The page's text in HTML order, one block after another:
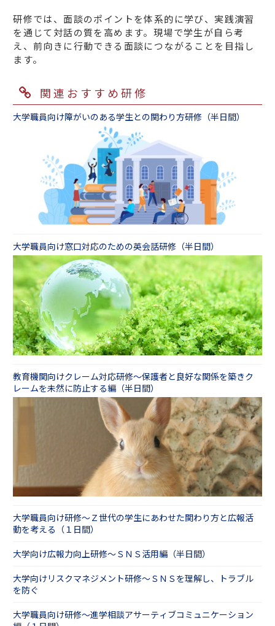
研修では、面談のポイントを体系的に学び、実践演習
を通じて対話の質を高めます。現場で学生が自ら考
え、前向きに行動できる面談につながることを目指し
ます。
関連おすすめ研修
大学職員向け障がいのある学生との関わり方研修（半日間）
大学職員向け窓口対応のための英会話研修（半日間）
教育機関向けクレーム対応研修～保護者と良好な関係を築きク
レームを未然に防止する編（半日間）
大学職員向け研修～Ｚ世代の学生にあわせた関わり方と広報活
動を考える（１日間）
大学向け広報力向上研修～ＳＮＳ活用編（半日間）
大学向けリスクマネジメント研修～ＳＮＳを理解し、トラブル
を防ぐ
大学職員向け研修～進学相談アサーティブコミュニケーション